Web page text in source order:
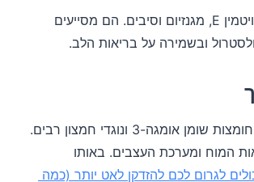
ובשמירה על בריאות הלב.